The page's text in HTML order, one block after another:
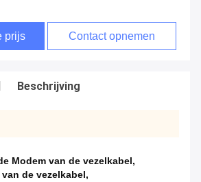
prijs Contact opnemen
Beschrijving
Modem van de vezelkabel,
de vezelkabel,